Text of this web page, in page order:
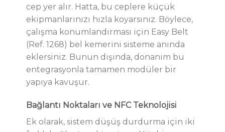
cep yer alır. Hatta, bu ceplere küçük
ekipmanlarınızı hızla koyarsınız. Böylece,
çalışma konumlandırması için Easy Belt
(Ref. 1268) bel kemerini sisteme anında
eklersiniz. Bunun dışında, donanım bu
entegrasyonla tamamen modüler bir
yapıya kavuşur.
Bağlantı Noktaları ve NFC Teknolojisi
Ek olarak, sistem düşüş durdurma için iki